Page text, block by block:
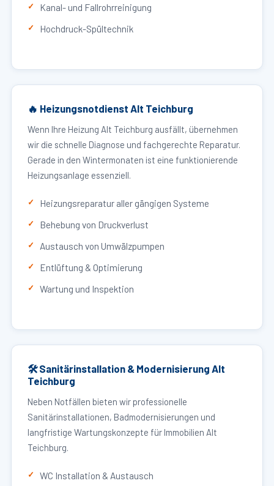
Kanal- und Fallrohrreinigung
Hochdruck-Spültechnik
🔥 Heizungsnotdienst Alt Teichburg
Wenn Ihre Heizung Alt Teichburg ausfällt, übernehmen
wir die schnelle Diagnose und fachgerechte Reparatur.
Gerade in den Wintermonaten ist eine funktionierende
Heizungsanlage essenziell.
Heizungsreparatur aller gängigen Systeme
Behebung von Druckverlust
Austausch von Umwälzpumpen
Entlüftung & Optimierung
Wartung und Inspektion
🛠 Sanitärinstallation & Modernisierung Alt
Teichburg
Neben Notfällen bieten wir professionelle
Sanitärinstallationen, Badmodernisierungen und
langfristige Wartungskonzepte für Immobilien Alt
Teichburg.
WC Installation & Austausch